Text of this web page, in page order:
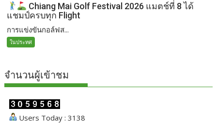
Chiang Mai Golf Festival 2026 แมตช์ที่ 8 ได้
แชมป์ครบทุก Flight
การแข่งขันกอล์ฟส...
ในประทศ
จำนวนผู้เข้าชม
Users Today : 3138